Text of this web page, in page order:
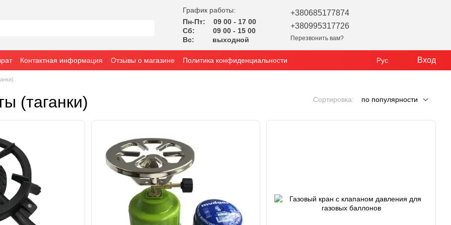
График работы:
Пн-Пт: 09 00 - 17 00
Сб: 09 00 - 15 00
Вс: выходной
+380685177874
+380995317726
Перезвонить вам?
Контактная информация Отзывы о магазине
Политика конфиденциальности
Рус Вход
(таганки) Сортировка: по популярности